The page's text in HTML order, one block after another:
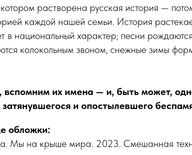
котором растворена русская история —
каждой нашей семьи. История
в национальный характер; песни
колокольным звоном, снежные зимы
вспомним их имена — и, быть может,
и опостылевшего
обложки:
Мы на крыше мира. 2023. Смешанная